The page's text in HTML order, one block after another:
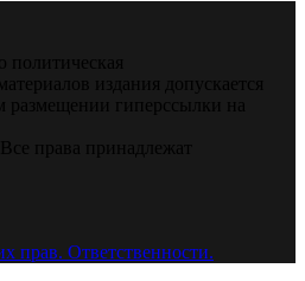
издания допускается
размещении гиперссылки на
права принадлежат
прав. Ответственности.